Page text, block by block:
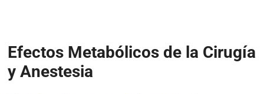
Efectos Metabólicos de la Cirugía
y Anestesia